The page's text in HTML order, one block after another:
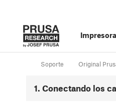
Soporte Original
1. Conectando los